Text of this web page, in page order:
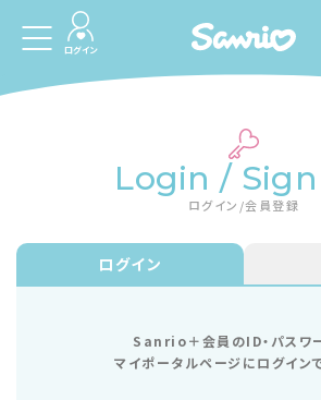
ログイン
Login /
ログイン/会員登録
ログイン
Sanrio＋会員のID・パスワ
マイポータルページにログインで